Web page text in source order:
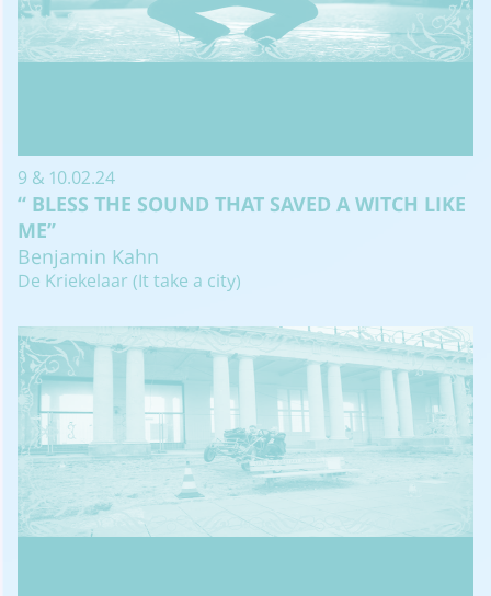
9 & 10.02.24
‘‘ BLESS THE SOUND THAT SAVED A WITCH LIKE
ME’’
Benjamin Kahn
De Kriekelaar (It take a city)